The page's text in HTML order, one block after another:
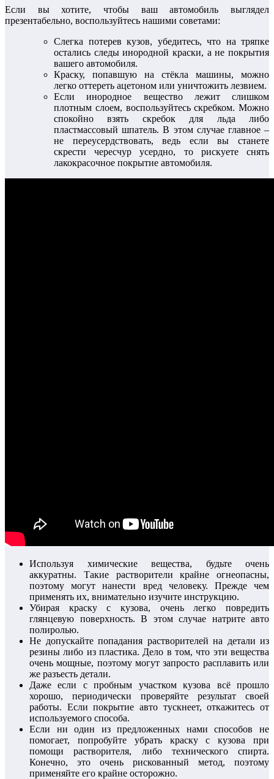
Если вы хотите, чтобы ваш автомобиль выглядел
презентабельно, воспользуйтесь нашими советами:
Слегка потерев кузов, убедитесь, что на тряпке
остались следы инородной краски, а не покрытия
вашего автомобиля.
Краску, попавшую на стёкла машины, можно
легко оттереть ацетоном или уничтожить лезвием.
Если инородное вещество лежит слишком
плотным слоем, воспользуйтесь скребком. Можно
спокойно взять скребок для льда либо
пластмассовый шпатель. В этом случае главное –
не переусердствовать, ведь если вы станете
скрести чересчур усердно, то рискуете снять
лакокрасочное покрытие автомобиля.
Используя химические вещества, будьте очень
аккуратны. Такие растворители крайне огнеопасны,
поэтому могут нанести вред человеку. Прежде чем
применять их, внимательно изучите инструкцию.
Убирая краску с кузова, очень легко повредить
глянцевую поверхность. В этом случае натрите авто
полиролью.
Не допускайте попадания растворителей на детали из
резины либо из пластика. Дело в том, что эти вещества
очень мощные, поэтому могут запросто расплавить или
же разъесть детали.
Даже если с пробным участком кузова всё прошло
хорошо, периодически проверяйте результат своей
работы. Если покрытие авто тускнеет, откажитесь от
используемого способа.
Если ни один из предложенных нами способов не
помогает, попробуйте убрать краску с кузова при
помощи растворителя, либо технического спирта.
Конечно, это очень рискованный метод, поэтому
применяйте его крайне осторожно.